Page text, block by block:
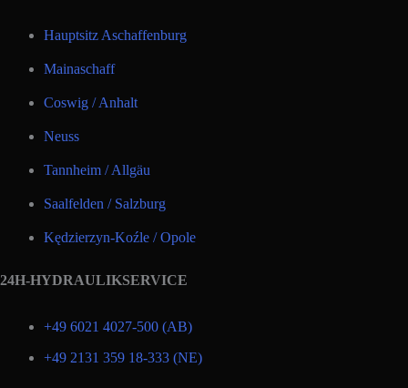
Hauptsitz Aschaffenburg
Mainaschaff
Coswig / Anhalt
Neuss
Tannheim / Allgäu
Saalfelden / Salzburg
Kędzierzyn-Koźle / Opole
24H-HYDRAULIKSERVICE
+49 6021 4027-500 (AB)
+49 2131 359 18-333 (NE)